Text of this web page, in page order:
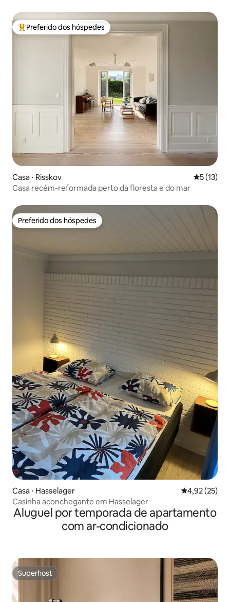
Entre os melhores preferidos dos hóspedes
Preferido dos hóspedes
Casa ⋅ Risskov 5 de uma
5 (13)
Casa recém-reformada perto da floresta e do mar
Preferido dos hóspedes
Preferido dos hóspedes
Casa ⋅ Hasselager 4,92 de uma
4,92 (25)
Casinha aconchegante em Hasselager
Aluguel por temporada de apartamento
com ar-condicionado
Superhost
Superhost